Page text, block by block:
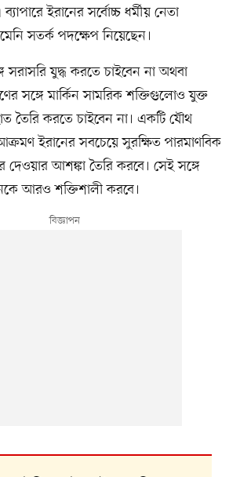
ইরানের সর্বোচ্চ ধর্মীয় নেতা
সতর্ক পদক্ষেপ নিয়েছেন।
সরাসরি যুদ্ধ করতে চাইবেন না অথবা
সঙ্গে মার্কিন সামরিক শক্তিগুলোও যুক্ত
করতে চাইবেন না। একটি যৌথ
ইরানের সবচেয়ে সুরক্ষিত পারমাণবিক
দেওয়ার আশঙ্কা তৈরি করবে। সেই সঙ্গে
আরও শক্তিশালী করবে।